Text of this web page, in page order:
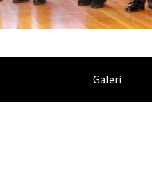
Galeri